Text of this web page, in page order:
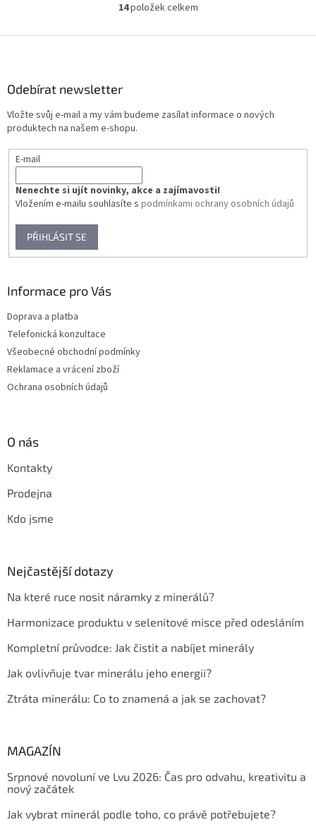
O
l
p
v
v
ý
u
14položek celkem
Odebírat newsletter
Vložte svůj e-mail a my vám budeme zasílat informace o nových
produktech na našem e-shopu.
E-mail
Nenechte si ujít novinky, akce a zajímavosti!
Vložením e-mailu souhlasíte s podmínkami ochrany osobních údajů
PŘIHLÁSIT SE
Informace pro Vás
Doprava a platba
Telefonická konzultace
Všeobecné obchodní podmínky
Reklamace a vrácení zboží
Ochrana osobních údajů
O nás
Kontakty
Prodejna
Kdo jsme
Nejčastější dotazy
Na které ruce nosit náramky z minerálů?
Harmonizace produktu v selenitové misce před odesláním
Kompletní průvodce: Jak čistit a nabíjet minerály
Jak ovlivňuje tvar minerálu jeho energii?
Ztráta minerálu: Co to znamená a jak se zachovat?
MAGAZÍN
Srpnové novoluní ve Lvu 2026: Čas pro odvahu, kreativitu a
nový začátek
Jak vybrat minerál podle toho, co právě potřebujete?